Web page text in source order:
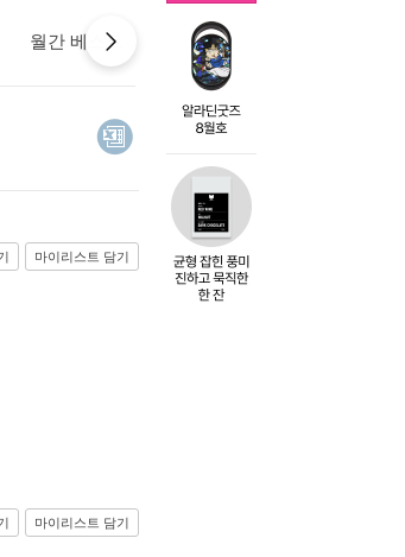
월간 베스트 역대 베스트
마이리스트 담기
마이리스트 담기